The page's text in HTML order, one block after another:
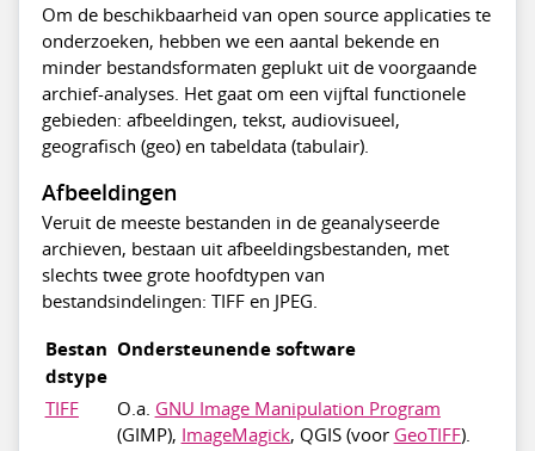
Om de beschikbaarheid van open source applicaties te
onderzoeken, hebben we een aantal bekende en
minder bestandsformaten geplukt uit de voorgaande
archief-analyses. Het gaat om een vijftal functionele
gebieden: afbeeldingen, tekst, audiovisueel,
geografisch (geo) en tabeldata (tabulair).
Afbeeldingen
Veruit de meeste bestanden in de geanalyseerde
archieven, bestaan uit afbeeldingsbestanden, met
slechts twee grote hoofdtypen van
bestandsindelingen: TIFF en JPEG.
Bestan
dstype
Ondersteunende software
TIFF O.a. GNU Image Manipulation Program
(GIMP), ImageMagick, QGIS (voor GeoTIFF).